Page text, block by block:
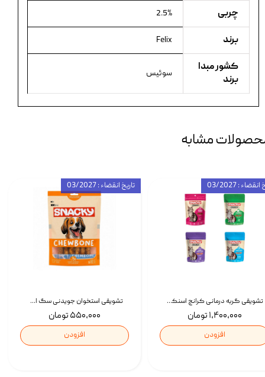
چربی 2.5%
برند Felix
کشور مبدا
برند
سوئیس
مشابه
تشویقی استخوان جویدنی سگ اسنکی کرانچی با طعم مرغ Snacky Crunchy Munchy وزن 100 گرم
۵۵۰,۰۰۰ تومان
افزودن
تاریخ انقضاء : 03/2027
تشویقی گربه درمانی کرانچ اسنکی با طعم میکس Snacky Crunch Cat Treats وزن 60 گرم بسته 4 عددی
۱,۴۰۰,۰۰۰ تومان
افزودن
: 03/2027